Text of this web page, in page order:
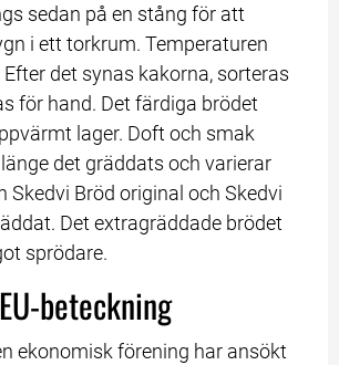
sedan på en stång för att
i ett torkrum. Temperaturen
Efter det synas kakorna, sorteras
för hand. Det färdiga brödet
lager. Doft och smak
det gräddats och varierar
Skedvi Bröd original och Skedvi
Det extragräddade brödet
sprödare.
beteckning
ekonomisk förening har ansökt